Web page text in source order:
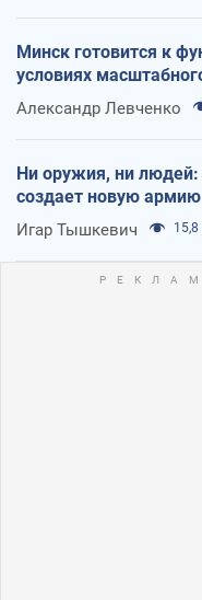
Минск готовится к
условиях
Александр Левченко
Ни оружия, ни
создает новую армию
Игар Тышкевич 15,8